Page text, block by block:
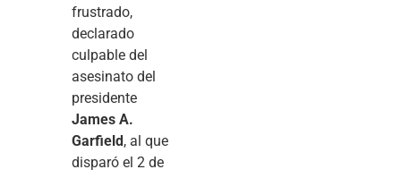
frustrado,
declarado
culpable del
asesinato del
presidente
James A.
Garfield, al que
disparó el 2 de